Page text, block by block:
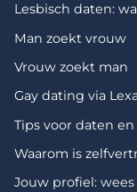
Lesbisch daten:
Man zoekt vrouw
Vrouw zoekt man
Gay dating via
Tips voor daten
Waarom is
Jouw profiel: